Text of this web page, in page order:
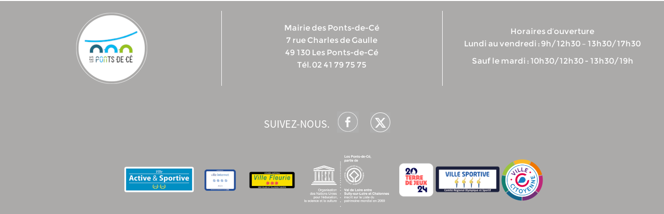
Mairie des Ponts-de-Cé
7 rue Charles de Gaulle
49 130 Les Ponts-de-Cé
Tél. 02 41 79 75 75
Horaires d’ouverture
Lundi au vendredi : 9h/12h30 – 13h30/17h30
Sauf le mardi : 10h30/12h30 - 13h30/19h
SUIVEZ-NOUS.